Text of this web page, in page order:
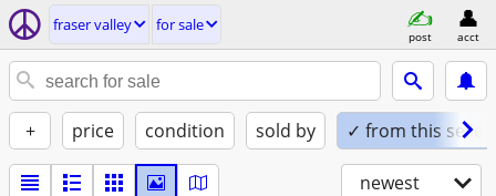
fraser valley for sale
post acct
+ price condition sold by ✓ from this seller
newest